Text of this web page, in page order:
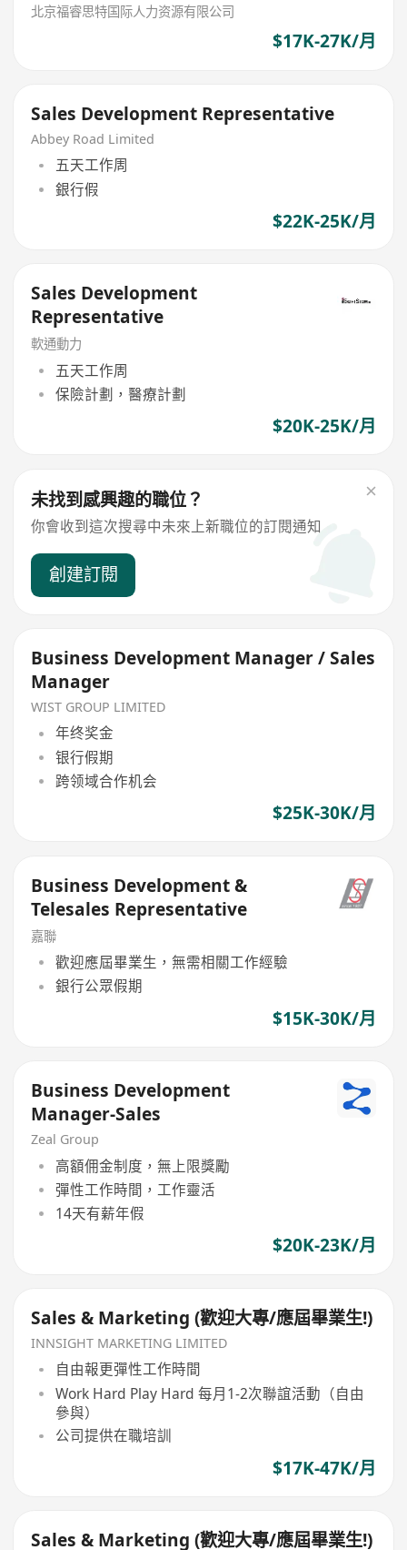
北京福睿思特国际人力资源有限公司
$17K-27K/月
Sales Development Representative
Abbey Road Limited
五天工作周
銀行假
$22K-25K/月
Sales Development
Representative
軟通動力
五天工作周
保險計劃，醫療計劃
$20K-25K/月
未找到感興趣的職位？
你會收到這次搜尋中未來上新職位的訂閱通知
創建訂閱
Business Development Manager / Sales
Manager
WIST GROUP LIMITED
年终奖金
银行假期
跨领域合作机会
$25K-30K/月
Business Development &
Telesales Representative
嘉聯
歡迎應屆畢業生，無需相關工作經驗
銀行公眾假期
$15K-30K/月
Business Development
Manager-Sales
Zeal Group
高額佣金制度，無上限獎勵
彈性工作時間，工作靈活
14天有薪年假
$20K-23K/月
Sales & Marketing (歡迎大專/應屆畢業生!)
INNSIGHT MARKETING LIMITED
自由報更彈性工作時間
Work Hard Play Hard 每月1-2次聯誼活動（自由
參與）
公司提供在職培訓
$17K-47K/月
Sales & Marketing (歡迎大專/應屆畢業生!)